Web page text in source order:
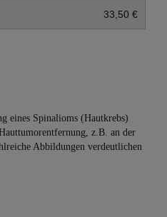
33,50 €
eines Spinalioms (Hautkrebs)
z.B. an der
Abbildungen verdeutlichen